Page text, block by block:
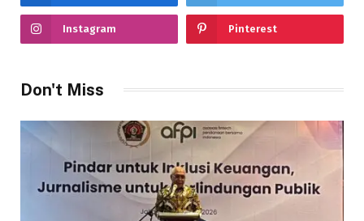
Instagram Pinterest
Don't Miss